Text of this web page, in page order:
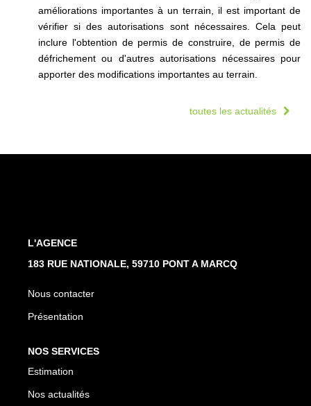
améliorations importantes à un terrain, il est important de
vérifier si des autorisations sont nécessaires. Cela peut
inclure l'obtention de permis de construire, de permis de
défrichement ou d'autres autorisations nécessaires pour
apporter des modifications importantes au terrain.
toutes les actualités
L'AGENCE
183 RUE NATIONALE, 59710 PONT A MARCQ
Nous contacter
Présentation
NOS SERVICES
Estimation
Nos actualités